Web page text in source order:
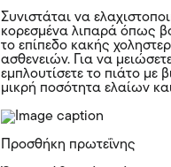
Συνιστάται να
κορεσμένα λιπαρά όπως
το επίπεδο κακής
ασθενειών. Για να
εμπλουτίσετε το πιάτο με
μικρή ποσότητα ελαίων
Προσθήκη πρωτεΐνης